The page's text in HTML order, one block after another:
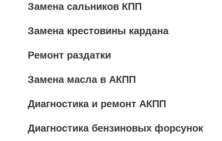
Замена сальников КПП
Замена крестовины кардана
Ремонт раздатки
Замена масла в АКПП
Диагностика и ремонт АКПП
Диагностика бензиновых форсунок